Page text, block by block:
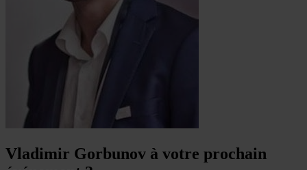
Vladimir Gorbunov à votre prochain